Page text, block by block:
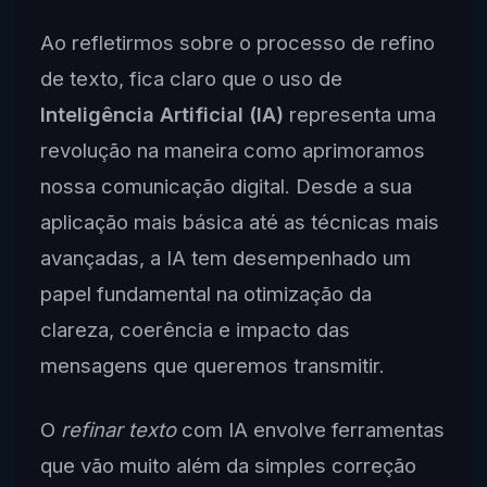
Ao refletirmos sobre o processo de refino
de texto, fica claro que o uso de
Inteligência Artificial (IA) representa uma
revolução na maneira como aprimoramos
nossa comunicação digital. Desde a sua
aplicação mais básica até as técnicas mais
avançadas, a IA tem desempenhado um
papel fundamental na otimização da
clareza, coerência e impacto das
mensagens que queremos transmitir.
O refinar textocom IA envolve ferramentas
que vão muito além da simples correção